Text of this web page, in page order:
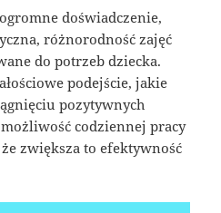
doświadczenie,
różnorodność zajęć
do potrzeb dziecka.
podejście, jakie
pozytywnych
codziennej pracy
zwiększa to efektywność